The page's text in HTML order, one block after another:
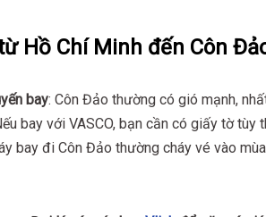
Hồ Chí Minh đến Côn
bay: Côn Đảo thường có gió mạnh,
bay với VASCO, bạn cần có giấy tờ tùy
bay đi Côn Đảo thường cháy vé vào